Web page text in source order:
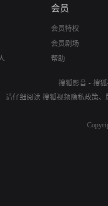
会员
会员特权
会员剧场
帮助
搜狐影音 - 搜
请仔细阅读 搜狐视频隐私政策、